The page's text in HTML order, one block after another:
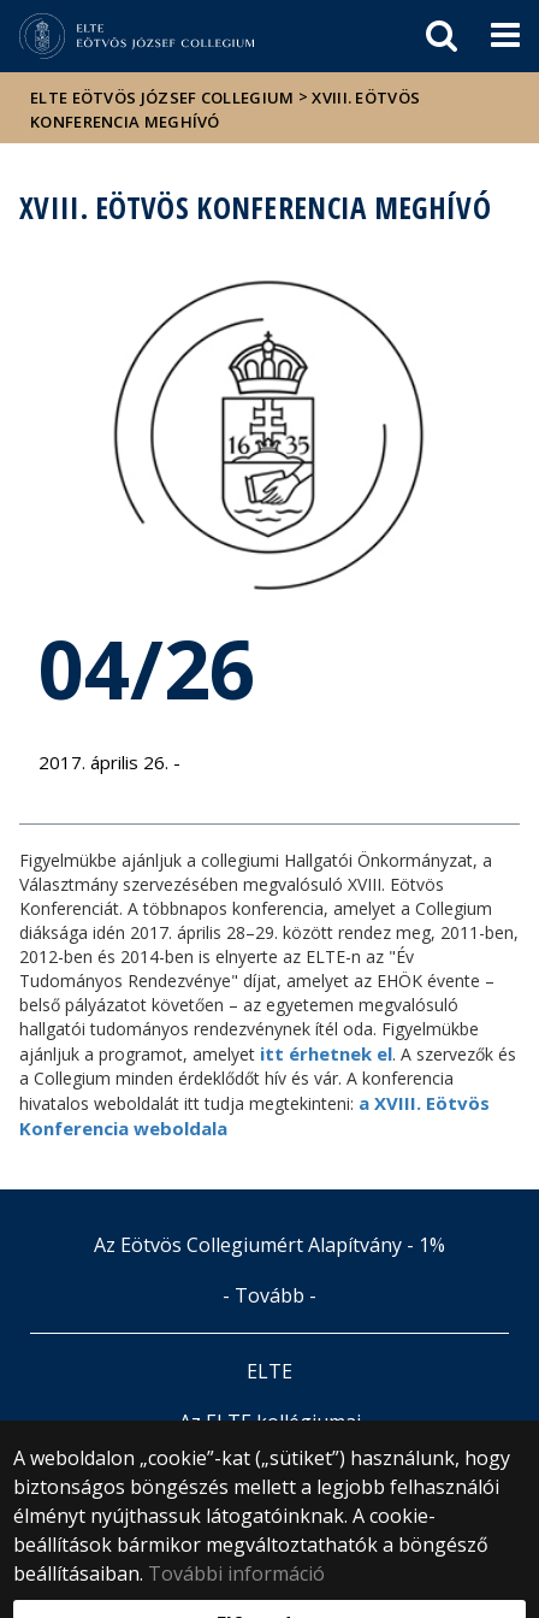
sajtóban
ELTE EÖTVÖS JÓZSEF COLLEGIUM >XVIII. EÖTVÖS
KONFERENCIA MEGHÍVÓ
XVIII. EÖTVÖS KONFERENCIA MEGHÍVÓ
04/26
2017. április 26. -
Figyelmükbe ajánljuk a collegiumi Hallgatói Önkormányzat, a
Választmány szervezésében megvalósuló XVIII. Eötvös
Konferenciát. A többnapos konferencia, amelyet a Collegium
diáksága idén 2017. április 28–29. között rendez meg, 2011-ben,
2012-ben és 2014-ben is elnyerte az ELTE-n az "Év
Tudományos Rendezvénye" díjat, amelyet az EHÖK évente –
belső pályázatot követően – az egyetemen megvalósuló
hallgatói tudományos rendezvénynek ítél oda. Figyelmükbe
ajánljuk a programot, amelyet itt érhetnek el. A szervezők és
a Collegium minden érdeklődőt hív és vár. A konferencia
hivatalos weboldalát itt tudja megtekinteni: a XVIII. Eötvös
Konferencia weboldala
A weboldalon „cookie”-kat („sütiket”) használunk, hogy
biztonságos böngészés mellett a legjobb felhasználói
élményt nyújthassuk látogatóinknak. A cookie-
beállítások bármikor megváltoztathatók a böngésző
beállításaiban. További információ
Az Eötvös Collegiumért Alapítvány - 1%
- Tovább -
ELTE
Az ELTE kollégiumai
© 2025 Eötvös Loránd Tudományegyetem
Minden jog fenntartva.
1053 Budapest, Egyetem tér 1–3.
Központi telefonszám: +36 1 411 6500
Webfejlesztés: